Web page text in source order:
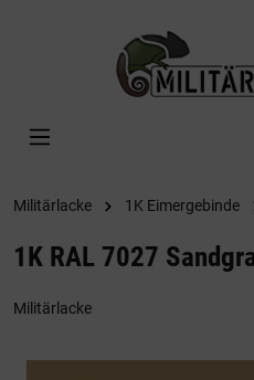
Militärlacke 1K Eimergebinde
1K RAL 7027
Militärlacke